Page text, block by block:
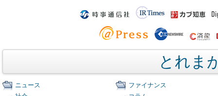
とれま
ニュース
ファイナンス